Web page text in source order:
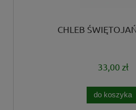
CHLEB
33,00 zł
do koszyka